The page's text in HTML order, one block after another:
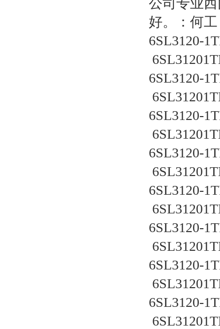
公司专业
好。：何工
6SL3120-
6SL3120-
6SL3120-
6SL3120-
6SL3120-
6SL3120-
6SL3120-
6SL3120-